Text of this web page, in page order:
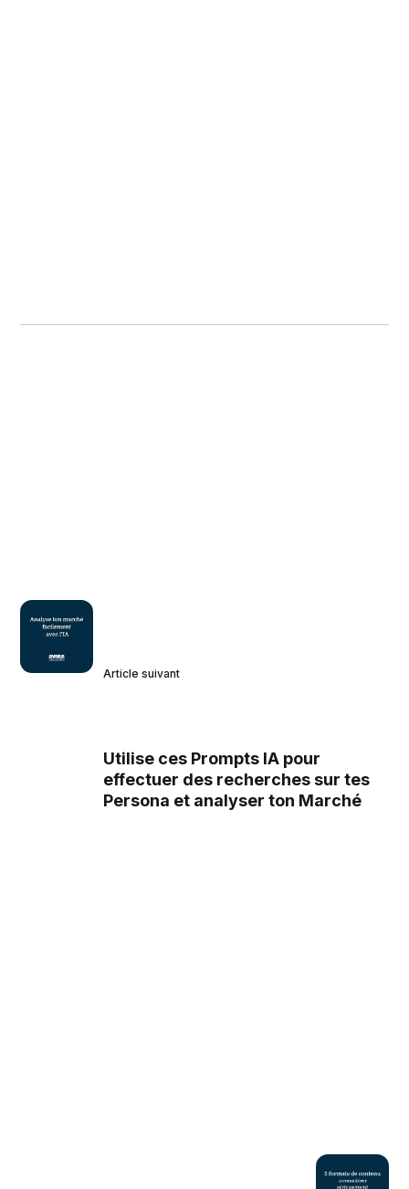
Article suivant
Utilise ces Prompts IA pour
effectuer des recherches sur tes
Persona et analyser ton Marché